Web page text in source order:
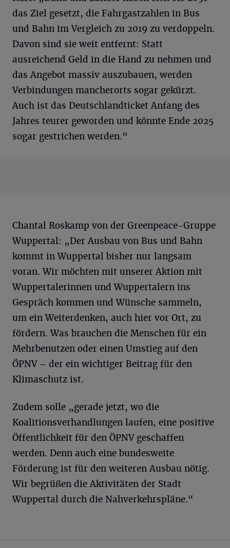
das Ziel gesetzt, die Fahrgastzahlen in Bus
und Bahn im Vergleich zu 2019 zu verdoppeln.
Davon sind sie weit entfernt: Statt
ausreichend Geld in die Hand zu nehmen und
das Angebot massiv auszubauen, werden
Verbindungen mancherorts sogar gekürzt.
Auch ist das Deutschlandticket Anfang des
Jahres teurer geworden und könnte Ende 2025
sogar gestrichen werden.“
Chantal Roskamp von der Greenpeace-Gruppe
Wuppertal: „Der Ausbau von Bus und Bahn
kommt in Wuppertal bisher nur langsam
voran. Wir möchten mit unserer Aktion mit
Wuppertalerinnen und Wuppertalern ins
Gespräch kommen und Wünsche sammeln,
um ein Weiterdenken, auch hier vor Ort, zu
fördern. Was brauchen die Menschen für ein
Mehrbenutzen oder einen Umstieg auf den
ÖPNV – der ein wichtiger Beitrag für den
Klimaschutz ist.
Zudem solle „gerade jetzt, wo die
Koalitionsverhandlungen laufen, eine positive
Öffentlichkeit für den ÖPNV geschaffen
werden. Denn auch eine bundesweite
Förderung ist für den weiteren Ausbau nötig.
Wir begrüßen die Aktivitäten der Stadt
Wuppertal durch die Nahverkehrspläne.“